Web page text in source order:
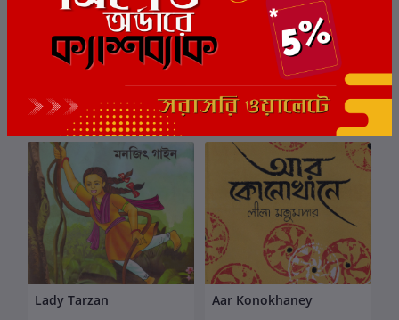
কার্টে যোগ করুন
Jagat Jurey Rupkatha
মীরা বালসুব্রবনিয়াম
₹25.00
কার্টে যোগ করুন
Raja Gaja Dash Maja
মনোজ মিত্র
₹300.00
কার্টে যোগ করুন
Lady Tarzan কার্টে যোগ করুন
Aar Konokhaney